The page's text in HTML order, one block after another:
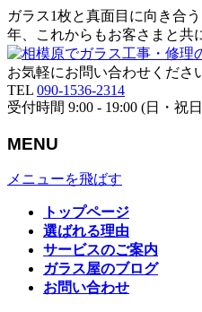
ガラス1枚と真面目に向き合
年、これからもお客さまと共
お気軽にお問い合わせくださ
TEL 090-1536-2314
受付時間 9:00 - 19:00 (日・祝
MENU
メニューを飛ばす
トップページ
選ばれる理由
サービスのご案内
ガラス屋のブログ
お問い合わせ